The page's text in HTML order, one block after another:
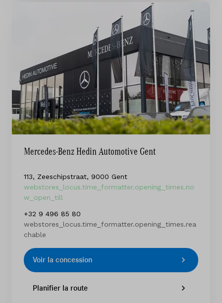
Mercedes-Benz Hedin Automotive Gent
113, Zeeschipstraat, 9000 Gent
webstores_locus.time_formatter.opening_times.no
w_open_till
+32 9 496 85 80
webstores_locus.time_formatter.opening_times.rea
chable
Voir la concession
Planifier la route